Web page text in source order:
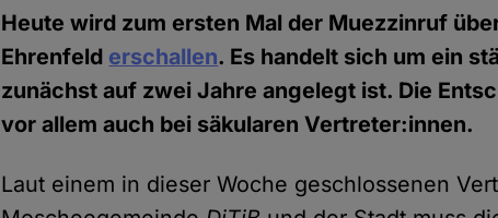
Heute wird zum ersten Mal der Muezzinruf
Ehrenfeld erschallen. Es handelt sich um ein
zunächst auf zwei Jahre angelegt ist. Die
vor allem auch bei säkularen Vertreter:innen.
Laut einem in dieser Woche geschlossenen